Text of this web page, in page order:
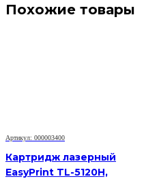
Похожие товары
Артикул: 000003400
Картридж лазерный
EasyPrint TL-5120H,